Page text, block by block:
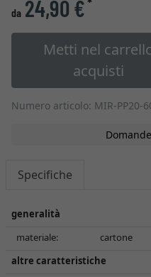
da 24,90 €
Metti nel
acquisti
Numero articolo: MIR-PP20-
Specifiche
generalità
materiale:
cartone
altre caratteristiche